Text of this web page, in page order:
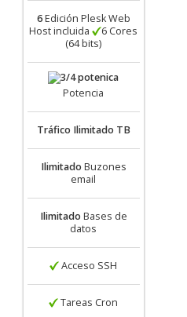
6Edición Plesk Web
Host incluida
6 Cores
(64 bits)
Potencia
Tráfico Ilimitado TB
Ilimitado Buzones
email
Ilimitado Bases de
datos
Acceso SSH
Tareas Cron